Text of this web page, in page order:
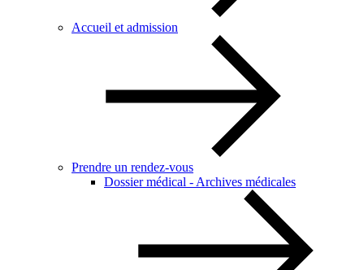
Accueil et admission
Prendre un rendez-vous
Dossier médical - Archives médicales